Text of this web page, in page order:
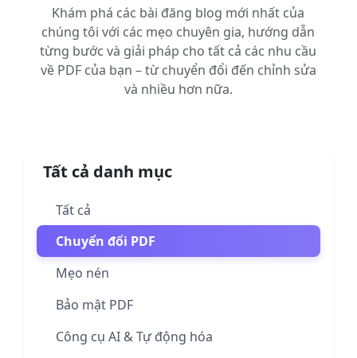
Khám phá các bài đăng blog mới nhất của
chúng tôi với các mẹo chuyên gia, hướng dẫn
từng bước và giải pháp cho tất cả các nhu cầu
về PDF của bạn – từ chuyển đổi đến chỉnh sửa
và nhiều hơn nữa.
Tất cả danh mục
Tất cả
Chuyển đổi PDF
Mẹo nén
Bảo mật PDF
Công cụ AI & Tự động hóa